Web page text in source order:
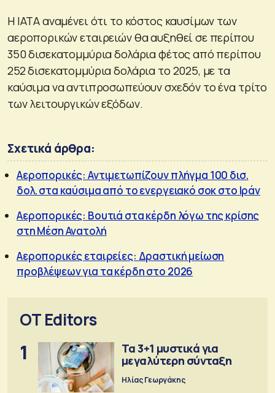
Η IATA αναμένει ότι το κόστος καυσίμων των
αεροπορικών εταιρειών θα αυξηθεί σε περίπου
350 δισεκατομμύρια δολάρια φέτος από περίπου
252 δισεκατομμύρια δολάρια το 2025, με τα
καύσιμα να αντιπροσωπεύουν σχεδόν το ένα τρίτο
των λειτουργικών εξόδων.
Σχετικά άρθρα:
Αεροπορικές: Αντιμετωπίζουν πλήγμα 100 δισ.
δολ. στα καύσιμα από το ενεργειακό σοκ στο Ιράν
Αεροπορικές: Βουτιά στα κέρδη λόγω της κρίσης
στη Μέση Ανατολή
Αεροπορικές εταιρείες: Δραστική μείωση
προβλέψεων για τα κέρδη στο 2026
OT Editors
1
Τα 3+1 μυστικά για
μεγαλύτερη σύνταξη
Ηλίας Γεωργάκης